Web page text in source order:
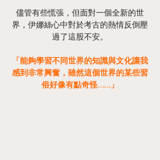
儘管有些慌張，但面對一個全新的世
界，伊娜絲心中對於考古的熱情反倒壓
過了這股不安。
「能夠學習不同世界的知識與文化讓我
感到非常興奮，雖然這個世界的某些習
俗好像有點奇怪……」